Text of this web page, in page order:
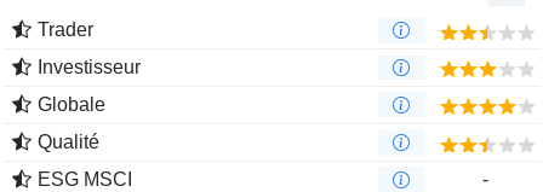
Trader
Investisseur
Globale
Qualité
ESG MSCI
-